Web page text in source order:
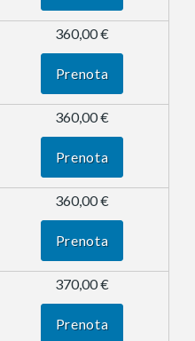
360,00 €
Prenota
360,00 €
Prenota
360,00 €
Prenota
370,00 €
Prenota